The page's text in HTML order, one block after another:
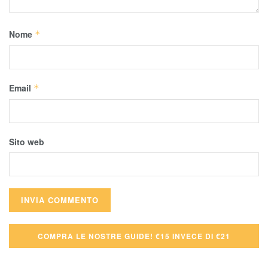
Nome *
Email *
Sito web
COMPRA LE NOSTRE GUIDE! €15 INVECE DI €21